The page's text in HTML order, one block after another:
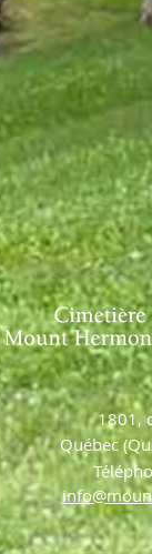
1801,
Québec